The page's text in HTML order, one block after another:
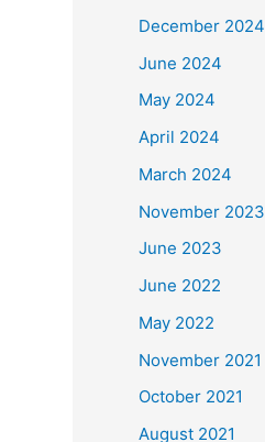
December 2024
June 2024
May 2024
April 2024
March 2024
November 2023
June 2023
June 2022
May 2022
November 2021
October 2021
August 2021